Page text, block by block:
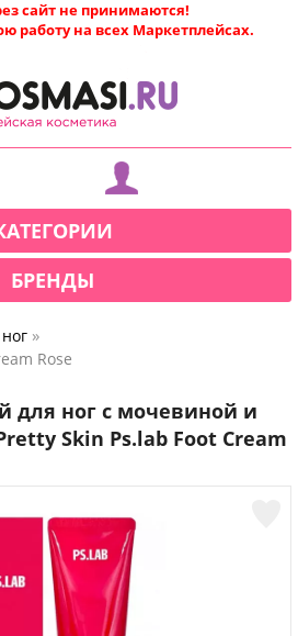
|
сайт не принимаются!
работу на всех Маркетплейсах.
БРЕНДЫ
»
Rose
ног с мочевиной и
Skin Ps.lab Foot Cream